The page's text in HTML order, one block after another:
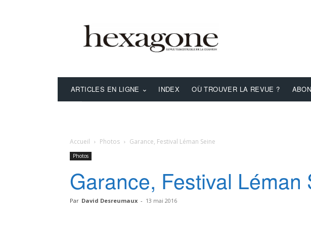
ARTICLES EN LIGNE INDEX OÙ TROUVER LA REVUE ?
Accueil Photos Garance, Festival Léman Seine
Photos
Garance, Festival Léman
Par David Desreumaux - 13 mai 2016